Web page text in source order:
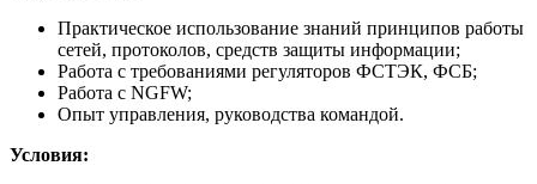
Практическое использование знаний принципов работы
сетей, протоколов, средств защиты информации;
Работа с требованиями регуляторов ФСТЭК, ФСБ;
Работа с NGFW;
Опыт управления, руководства командой.
Условия: